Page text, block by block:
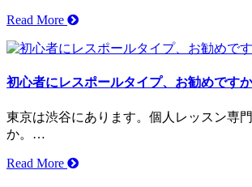
Read More
初心者にレスポールタイプ、お勧めですか
東京は渋谷にあります。個人レッスン専
か。…
Read More